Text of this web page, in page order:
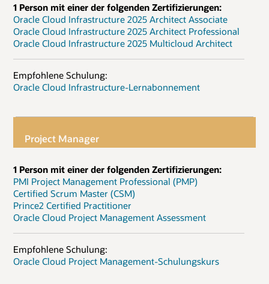
1 Person mit einer der folgenden Zertifizierungen:
Oracle Cloud Infrastructure 2025 Architect Associate
Oracle Cloud Infrastructure 2025 Architect Professional
Oracle Cloud Infrastructure 2025 Multicloud Architect
Empfohlene Schulung:
Oracle Cloud Infrastructure-Lernabonnement
Project Manager
1 Person mit einer der folgenden Zertifizierungen:
PMI Project Management Professional (PMP)
Certified Scrum Master (CSM)
Prince2 Certified Practitioner
Oracle Cloud Project Management Assessment
Empfohlene Schulung:
Oracle Cloud Project Management-Schulungskurs